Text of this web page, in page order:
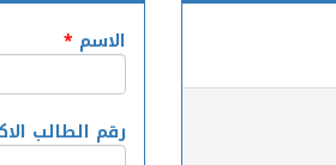
الاسم *
رقم الطالب